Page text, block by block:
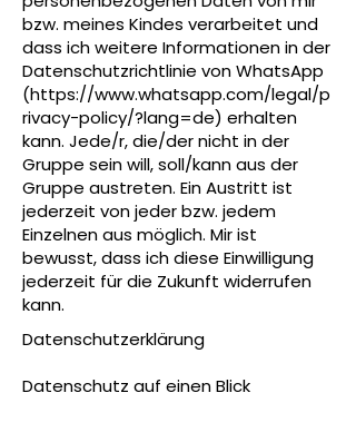
bzw. meines Kindes verarbeitet und
dass ich weitere Informationen in der
Datenschutzrichtlinie von WhatsApp
(https://www.whatsapp.com/legal/p
rivacy-policy/?lang=de) erhalten
kann. Jede/r, die/der nicht in der
Gruppe sein will, soll/kann aus der
Gruppe austreten. Ein Austritt ist
jederzeit von jeder bzw. jedem
Einzelnen aus möglich. Mir ist
bewusst, dass ich diese Einwilligung
jederzeit für die Zukunft widerrufen
kann.
Datenschutzerklärung
Datenschutz auf einen Blick